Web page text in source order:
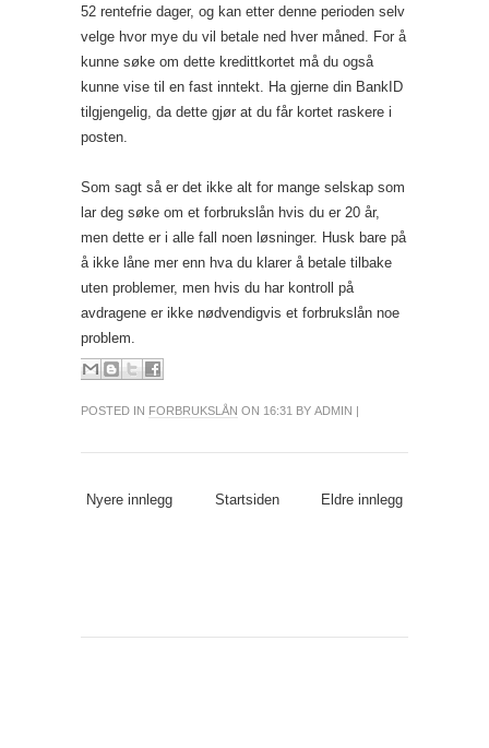
52 rentefrie dager, og kan etter denne perioden selv
velge hvor mye du vil betale ned hver måned. For å
kunne søke om dette kredittkortet må du også
kunne vise til en fast inntekt. Ha gjerne din BankID
tilgjengelig, da dette gjør at du får kortet raskere i
posten.
Som sagt så er det ikke alt for mange selskap som
lar deg søke om et forbrukslån hvis du er 20 år,
men dette er i alle fall noen løsninger. Husk bare på
å ikke låne mer enn hva du klarer å betale tilbake
uten problemer, men hvis du har kontroll på
avdragene er ikke nødvendigvis et forbrukslån noe
problem.
POSTED IN FORBRUKSLÅN ON 16:31 BY ADMIN |
Nyere innlegg Eldre innlegg
Startsiden